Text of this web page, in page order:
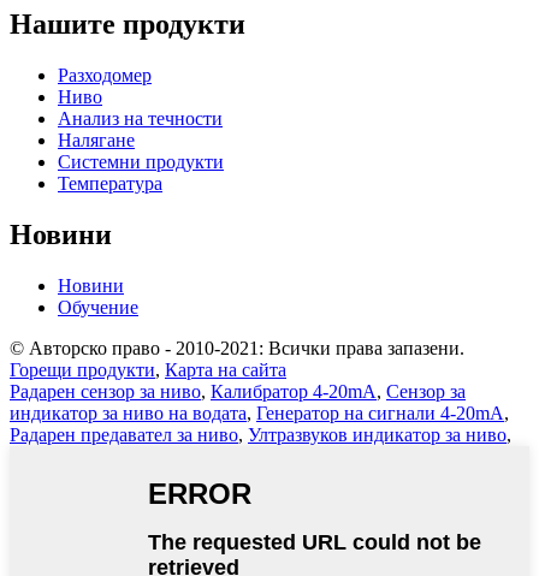
Нашите продукти
Разходомер
Ниво
Анализ на течности
Налягане
Системни продукти
Температура
Новини
Новини
Обучение
© Авторско право - 2010-2021: Всички права запазени.
Горещи продукти, Карта на сайта
Радарен сензор за ниво, Калибратор 4-20mA, Сензор за
индикатор за ниво на водата, Генератор на сигнали 4-20mA,
Радарен предавател за ниво, Ултразвуков индикатор за ниво,